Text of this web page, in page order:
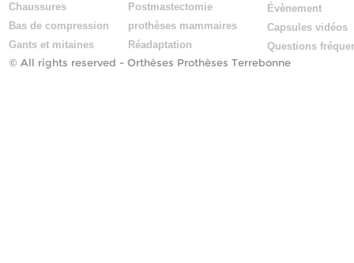
Chaussures
Bas de compression
Gants et mitaines
Postmastectomie
prothèses mammaires
Réadaptation
Évènement
Capsules vidéos
Questions
© All rights reserved - Orthèses Prothèses Terrebonne